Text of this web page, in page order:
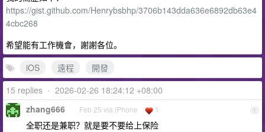
https://gist.github.com/Henrybsbhp/3706b143dda636e6892db63e4
4cbc268
希望能有工作機會，謝謝各位。
iOS
遠程
開發
15 replies • 2026-02-26 18:24:12 +08:00
1
zhang666 Feb 25 via iPhone 1
全职还是兼职？就是要不要给上保险